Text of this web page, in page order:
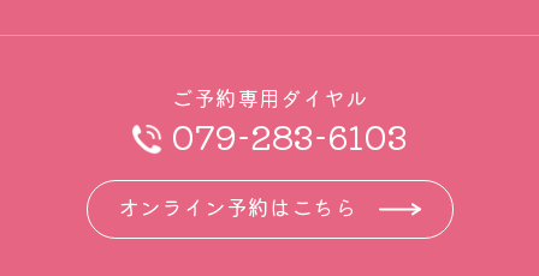
い。
帰ってくる検査はここでは含みません。医師と話が
できることが重要です。
マンモグラフィ検査を受けたら、自分の乳腺の濃度
を教えてもらって把握しましょう。
クが特に高いと言えない方であれば下記の検診で十
分であるとされています。（ここで注意をしたいの
は、リスクが高くない、と判断するにも専門知識が
必要であるということです。血縁者に乳癌の方がい
じ遺伝子を持っています。そして悪さしている子だ
る、というのはそれによく似たことなのです。
そりゃ無理だ。でも実際抗がん剤は存在して、治療
しているじゃないか、それはどんな理屈なんだ？
そう思われる方もおられるでしょう。
ご予約専用ダイヤル
079-283-6103
オンライン予約はこちら